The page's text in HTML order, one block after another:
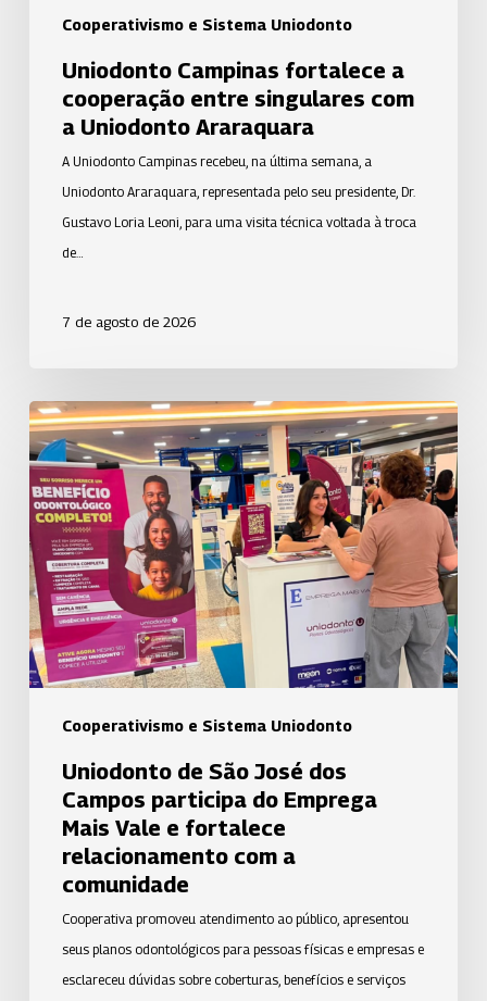
Cooperativismo e Sistema Uniodonto
Araraquara
Uniodonto Campinas fortalece a
cooperação entre singulares com
a Uniodonto Araraquara
A Uniodonto Campinas recebeu, na última semana, a
Uniodonto Araraquara, representada pelo seu presidente, Dr.
Gustavo Loria Leoni, para uma visita técnica voltada à troca
de…
7 de agosto de 2026
Cooperativismo e Sistema Uniodonto
Uniodonto
de
São
José
dos
Campos
participa
do
Emprega
Mais
Vale
fortalece
relacionamento
com
Uniodonto de São José dos
Campos participa do Emprega
Mais Vale e fortalece
relacionamento com a
comunidade
Cooperativa promoveu atendimento ao público, apresentou
seus planos odontológicos para pessoas físicas e empresas e
esclareceu dúvidas sobre coberturas, benefícios e serviços